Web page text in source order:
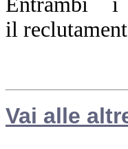
il
Vai alle